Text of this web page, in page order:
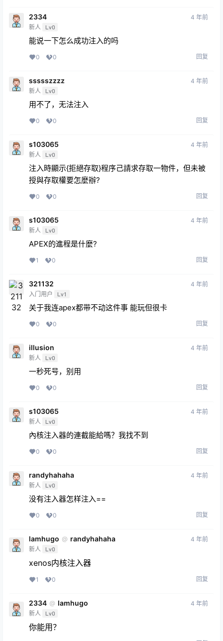
2334
新人 Lv0
4 年前
能说一下怎么成功注入的吗
0 0 回复
ssssszzzz
新人 Lv0
4 年前
用不了，无法注入
0 0 回复
s103065
新人 Lv0
4 年前
注入時顯示{拒絕存取}程序己請求存取一物件，但未被
授與存取權要怎麼辦?
0 0 回复
s103065
新人 Lv0
4 年前
APEX的進程是什麼?
1 0 回复
321132
入门用户 Lv1
4 年前
关于我连apex都带不动这件事 能玩但很卡
0 0 回复
illusion
新人 Lv0
4 年前
一秒死号，别用
0 0 回复
s103065
新人 Lv0
4 年前
內核注入器的連截能給嗎？我找不到
0 0 回复
randyhahaha
新人 Lv0
4 年前
没有注入器怎样注入==
0 0 回复
lamhugo @ randyhahaha
新人 Lv0
4 年前
xenos内核注入器
1 0 回复
2334 @ lamhugo
新人 Lv0
4 年前
你能用？